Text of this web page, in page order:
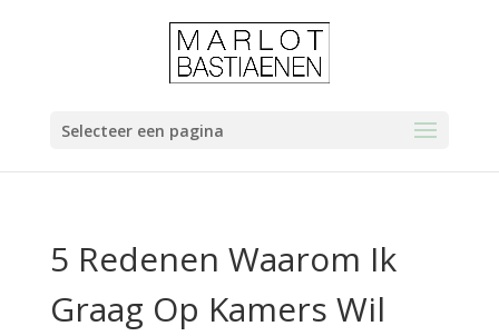
Selecteer een pagina
5 Redenen Waarom Ik
Graag Op Kamers Wil